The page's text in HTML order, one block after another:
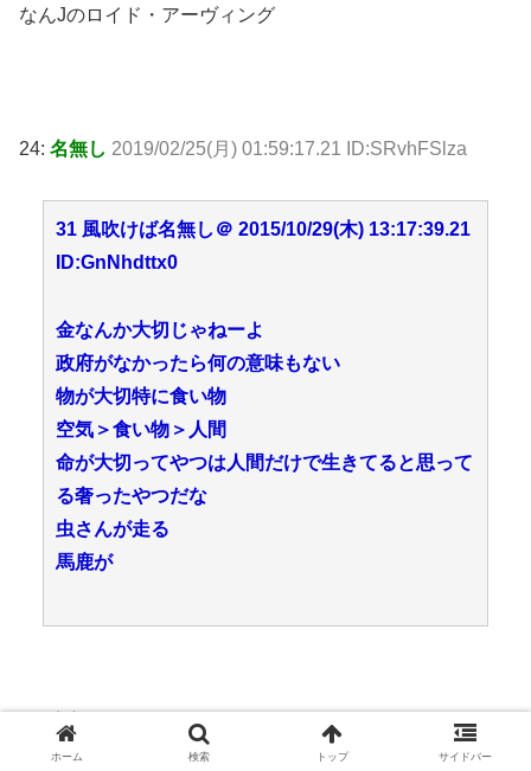
なんJのロイド・アーヴィング
24: 名無し 2019/02/25(月) 01:59:17.21 ID:SRvhFSlza
31 風吹けば名無し＠ 2015/10/29(木) 13:17:39.21
ID:GnNhdttx0
金なんか大切じゃねーよ
政府がなかったら何の意味もない
物が大切特に食い物
空気＞食い物＞人間
命が大切ってやつは人間だけで生きてると思って
る奢ったやつだな
虫さんが走る
馬鹿が
名無し 2019/02/25(月) 02:02:01.53 ID:HSyKGwSu0
ホーム 検索 トップ サイドバー